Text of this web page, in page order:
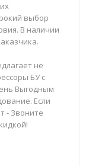
выбор
В наличии
не
БУ с
Выгодным
Если
- Звоните